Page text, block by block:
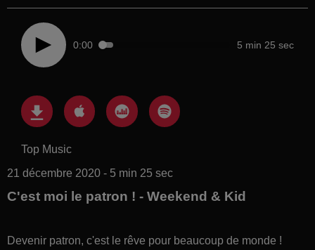
0:00 5 min 25 sec
Top Music
21 décembre 2020 - 5 min 25 sec
C'est moi le patron ! - Weekend & Kid
Devenir patron, c'est le rêve pour beaucoup de monde !